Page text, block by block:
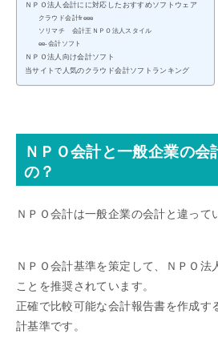
ＮＰＯ法人会計にに対応したおすすめソフトウェア
クラウド会計freee
ソリマチ 会計王ＮＰＯ法人スタイル
ee-会計ソフト
ＮＰＯ法人向け会計ソフト
当サイトで人気のクラウド会計ソフトランキング
ＮＰＯ会計と一般企業の会
の？
ＮＰＯ会計は一般企業の会計と違って
ＮＰＯ会計基準を策定して、ＮＰＯ法
ことを推奨されています。
正確で比較可能な会計報告書を作成す
計基準です。